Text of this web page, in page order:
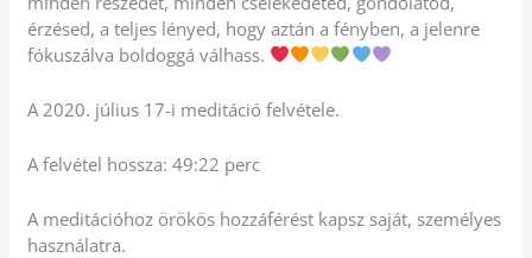
érzésed, a teljes lényed, hogy aztán a fényben, a jelenre
fókuszálva boldoggá válhass.
A 2020. július 17-i meditáció felvétele.
A felvétel hossza: 49:22 perc
A meditációhoz örökös hozzáférést kapsz saját, személyes
használatra.